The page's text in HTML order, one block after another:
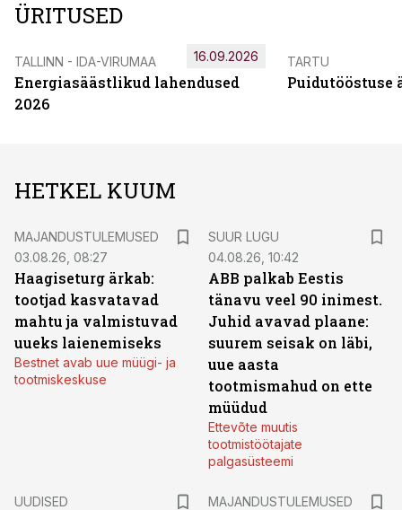
ÜRITUSED
TALLINN - IDA-VIRUMAA
Energiasäästlikud lahendused
2026
16.09.2026 TARTU
Puidutööstuse
HETKEL KUUM
MAJANDUSTULEMUSED
03.08.26, 08:27
Haagiseturg ärkab:
tootjad kasvatavad
mahtu ja valmistuvad
uueks laienemiseks
Bestnet avab uue müügi- ja
tootmiskeskuse
SUUR LUGU
04.08.26, 10:42
ABB palkab Eestis
tänavu veel 90 inimest.
Juhid avavad plaane:
suurem seisak on läbi,
uue aasta
tootmismahud on ette
müüdud
Ettevõte muutis
tootmistöötajate
palgasüsteemi
UUDISED
MAJANDUSTULEMUSED